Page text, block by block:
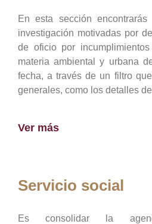
En esta sección
investigación motivadas por
de oficio por
materia ambiental y urbana
fecha, a través de un filtro
generales, como los detalles
Ver más
Servicio social
Es consolidar la